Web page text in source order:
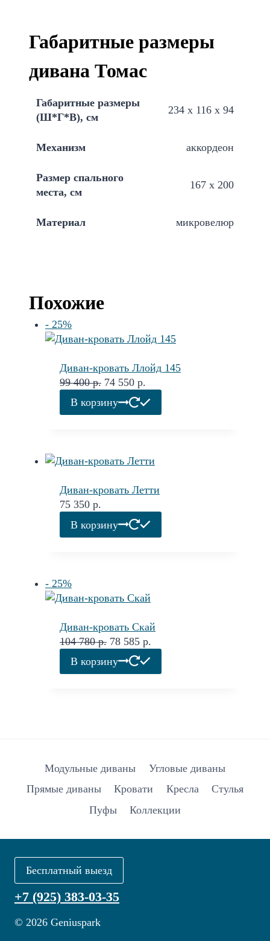
Габаритные размеры
дивана Томас
Габаритные размеры
(Ш*Г*В), см
234 х 116 х 94
Механизм аккордеон
Размер спального
места, см
167 х 200
Материал микровелюр
Похожие
- 25%
Диван-кровать Ллойд 145
99 400р. Первоначальная
составляла
74 550 р.
цена:
В корзину
Диван-кровать Летти
75 350 р.
В корзину
- 25%
Диван-кровать Скай
104 780р. Первоначальная
цена
составляла
78 585 р.
В корзину
Модульные диваны
Угловые диваны
Прямые диваны
Кровати Кресла
Стулья
Пуфы
Коллекции
Бесплатный выезд
+7 (925) 383-03-35
© 2026 Geniuspark